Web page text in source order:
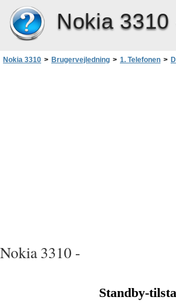
Nokia 3310
Nokia 3310 > Brugervejledning > 1. Telefonen >
Nokia 3310 -
Standby-